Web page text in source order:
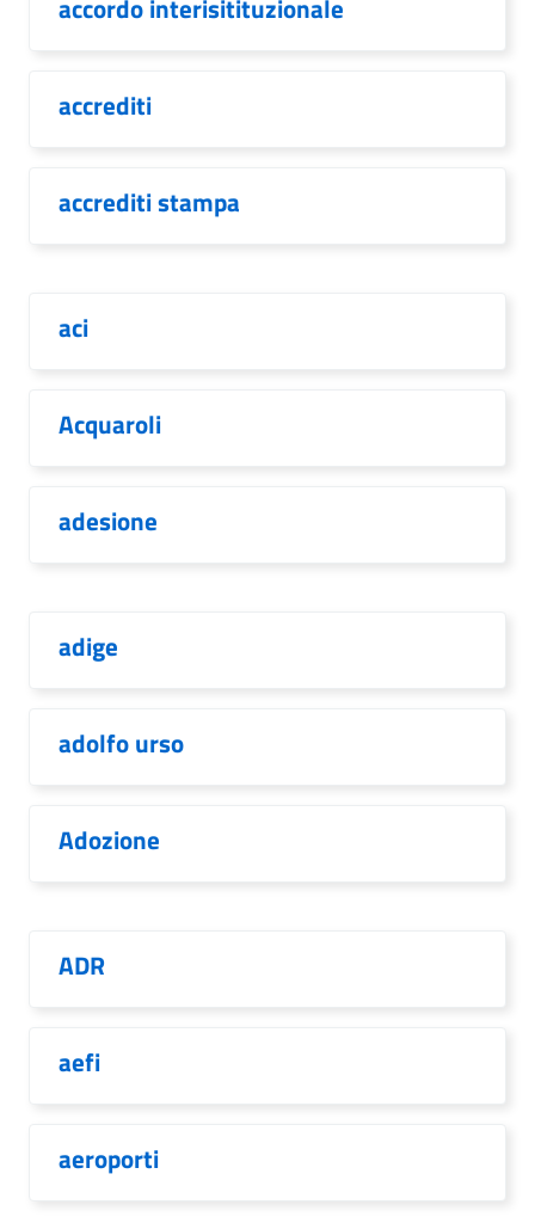
accordo interisitituzionale
accrediti
accrediti stampa
aci
Acquaroli
adesione
adige
adolfo urso
Adozione
ADR
aefi
aeroporti